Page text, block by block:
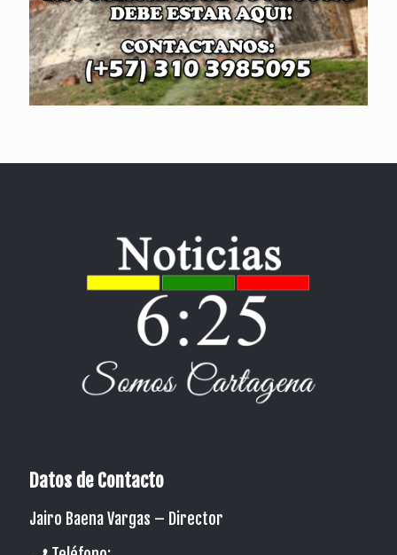
Datos de Contacto
Jairo Baena Vargas – Director